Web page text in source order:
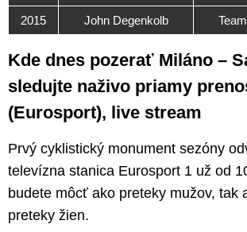
2015 John Degenkolb
Kde dnes pozerať Miláno –
sledujte naživo priamy
(Eurosport), live stream
Prvý cyklistický monument sezóny
televízna stanica Eurosport 1 už od
budete môcť ako preteky mužov, tak
preteky žien.